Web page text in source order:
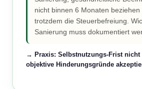
nicht binnen 6 Monaten beziehen
trotzdem die Steuerbefreiung.
Sanierung muss dokumentiert
→ Praxis: Selbstnutzungs-Frist nicht
objektive Hinderungsgründe